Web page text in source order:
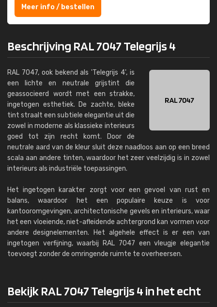
Meer info / bestellen
Beschrijving RAL 7047 Telegrijs 4
RAL 7047, ook bekend als 'Telegrijs 4', is
een lichte en neutrale grijstint die
geassocieerd wordt met een strakke,
ingetogen esthetiek. De zachte, bleke
tint straalt een subtiele elegantie uit die
zowel in moderne als klassieke interieurs
goed tot zijn recht komt. Door de
neutrale aard van de kleur sluit deze naadloos aan op een breed
scala aan andere tinten, waardoor het zeer veelzijdig is in zowel
interieurs als industriële toepassingen.
Het ingetogen karakter zorgt voor een gevoel van rust en
balans, waardoor het een populaire keuze is voor
kantooromgevingen, architectonische gevels en interieurs, waar
het een vloeiende, niet-afleidende achtergrond kan vormen voor
andere designelementen. Het algehele effect is er een van
ingetogen verfijning, waarbij RAL 7047 een vleugje elegantie
toevoegt zonder de omringende ruimte te overheersen.
Bekijk RAL 7047 Telegrijs 4 in het echt